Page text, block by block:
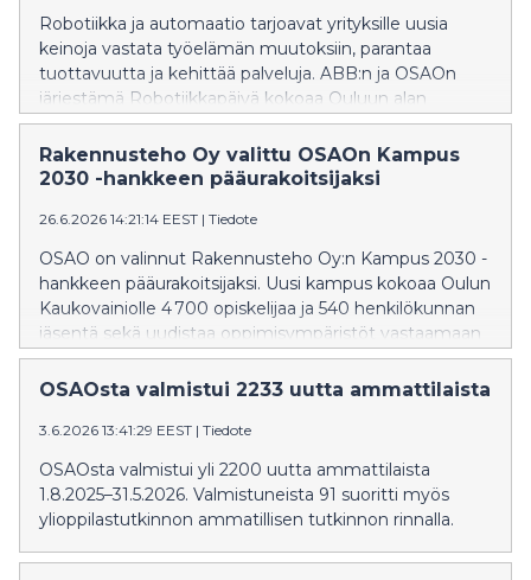
Robotiikka ja automaatio tarjoavat yrityksille uusia
keinoja vastata työelämän muutoksiin, parantaa
tuottavuutta ja kehittää palveluja. ABB:n ja OSAOn
järjestämä Robotiikkapäivä kokoaa Ouluun alan
asiantuntijat, yritykset ja opiskelijat tutustumaan
uusimpiin teknologioihin ja niiden käytännön
sovelluksiin.
Rakennusteho Oy valittu OSAOn Kampus
2030 -hankkeen pääurakoitsijaksi
26.6.2026 14:21:14 EEST | Tiedote
OSAO on valinnut Rakennusteho Oy:n Kampus 2030 -
hankkeen pääurakoitsijaksi. Uusi kampus kokoaa Oulun
Kaukovainiolle 4 700 opiskelijaa ja 540 henkilökunnan
jäsentä sekä uudistaa oppimisympäristöt vastaamaan
tulevaisuuden tarpeita.
OSAOsta valmistui 2233 uutta ammattilaista
3.6.2026 13:41:29 EEST | Tiedote
OSAOsta valmistui yli 2200 uutta ammattilaista
1.8.2025–31.5.2026. Valmistuneista 91 suoritti myös
ylioppilastutkinnon ammatillisen tutkinnon rinnalla.